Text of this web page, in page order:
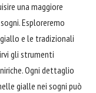
una maggiore
Esploreremo
e le tradizionali
gli strumenti
Ogni dettaglio
gialle nei sogni può